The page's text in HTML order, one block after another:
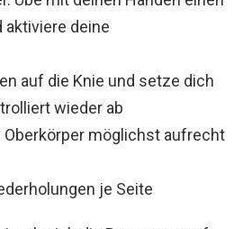
aktiviere deine
auf die Knie und setze dich
wieder ab
Oberkörper möglichst aufrecht
je Seite